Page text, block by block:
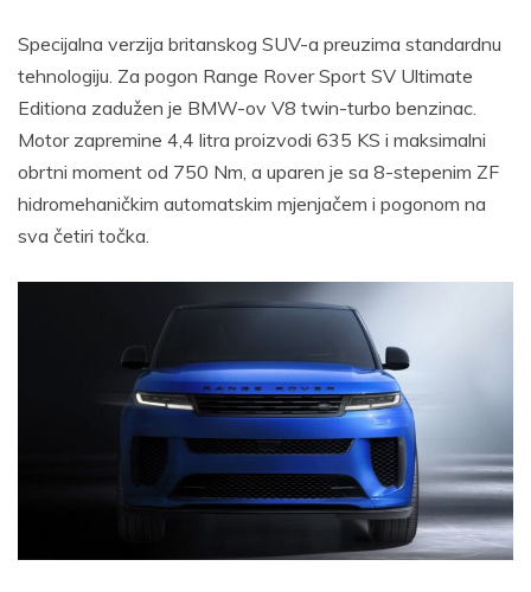
Specijalna verzija britanskog SUV-a preuzima standardnu ​​
tehnologiju. Za pogon Range Rover Sport SV Ultimate
Editiona zadužen je BMW-ov V8 twin-turbo benzinac.
Motor zapremine 4,4 litra proizvodi 635 KS i maksimalni
obrtni moment od 750 Nm, a uparen je sa 8-stepenim ZF
hidromehaničkim automatskim mjenjačem i pogonom na
sva četiri točka.